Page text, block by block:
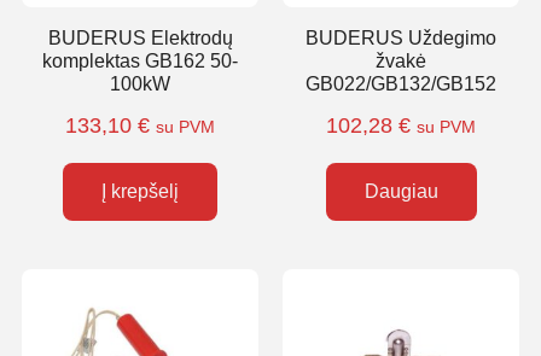
BUDERUS Elektrodų
komplektas GB162 50-
100kW
133,10 € su PVM
Į krepšelį
BUDERUS Uždegimo
žvakė
GB022/GB132/GB152
102,28 € su PVM
Daugiau